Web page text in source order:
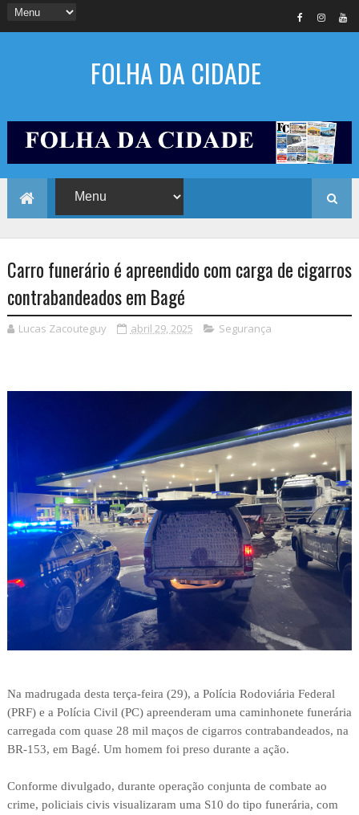
FOLHA DA CIDADE
Carro funerário é apreendido com carga de cigarros
contrabandeados em Bagé
Lucas Zacouteguy abril 29, 2025 Segurança
Na madrugada desta terça-feira (29), a Polícia Rodoviária Federal
(PRF) e a Polícia Civil (PC) apreenderam uma caminhonete funerária
carregada com quase 28 mil maços de cigarros contrabandeados, na
BR-153, em Bagé. Um homem foi preso durante a ação.
Conforme divulgado, durante operação conjunta de combate ao
crime, policiais civis visualizaram uma S10 do tipo funerária, com